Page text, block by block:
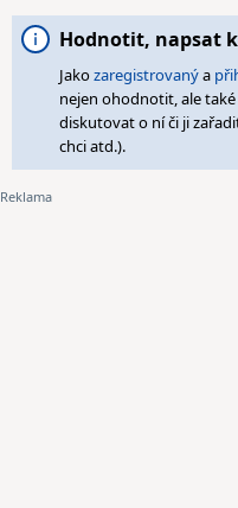
Hodnotit, napsat
Jakozaregistrovanýa
nejen ohodnotit, ale
diskutovat o ní či ji
chci atd.).